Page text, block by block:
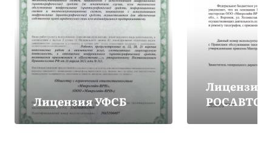
Лицензия УФСБ
Лицензия